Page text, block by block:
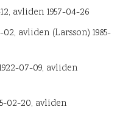
avliden 1957-04-26
avliden (Larsson) 1985-
07-09, avliden
02-20, avliden